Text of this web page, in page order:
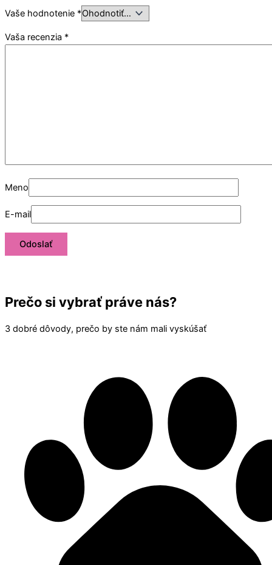
Vaše hodnotenie *
Vaša recenzia *
Meno
E-mail
Prečo si vybrať práve nás?
3 dobré dôvody, prečo by ste nám mali vyskúšať